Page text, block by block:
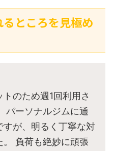
ところを見極め
のため週1回利用さ
パーソナルジムに通
すが、明るく丁寧な対
負荷も絶妙に頑張